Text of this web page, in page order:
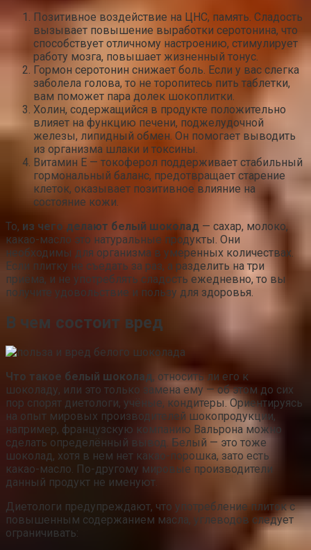
Позитивное воздействие на ЦНС, память. Сладость
вызывает повышение выработки серотонина, что
способствует отличному настроению, стимулирует
работу мозга, повышает жизненный тонус.
Гормон серотонин снижает боль. Если у вас слегка
заболела голова, то не торопитесь пить таблетки,
вам поможет пара долек шокоплитки.
Холин, содержащийся в продукте положительно
влияет на функцию печени, поджелудочной
железы, липидный обмен. Он помогает выводить
из организма шлаки и токсины.
Витамин Е — токоферол поддерживает стабильный
гормональный баланс, предотвращает старение
клеток, оказывает позитивное влияние на
состояние кожи.
То, из чего делают белый шоколад — сахар, молоко,
какао-масло это натуральные продукты. Они
необходимы для организма в умеренных количествах.
Если плитку не съедать за раз, а разделить на три
приёма, и не употреблять сладость ежедневно, то вы
получите удовольствие и пользу для здоровья.
В чем состоит вред
Что такое белый шоколад, относить ли его к
шоколаду, или это только замена ему — об этом до сих
пор спорят диетологи, учёные, кондитеры. Ориентируясь
на опыт мировых производителей шокопродукции,
например, французскую компанию Вальрона можно
сделать определённый вывод. Белый — это тоже
шоколад, хотя в нем нет какао-порошка, зато есть
какао-масло. По-другому мировые производители
данный продукт не именуют.
Диетологи предупреждают, что употребление плиток с
повышенным содержанием масла, углеводов следует
ограничивать: